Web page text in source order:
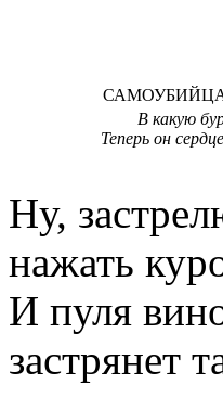
В какую
Теперь он
Ну,
нажать
И пуля
застрянет